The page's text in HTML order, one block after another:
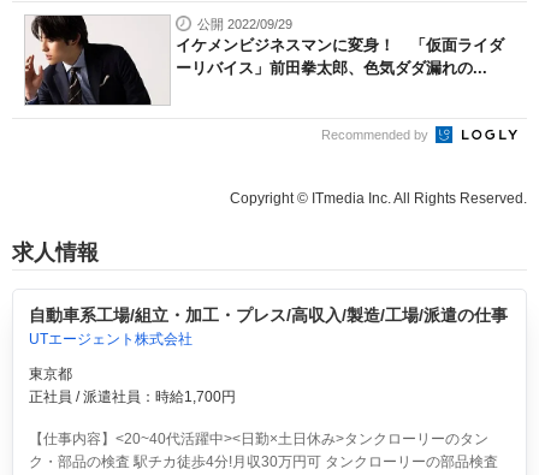
公開 2022/09/29
イケメンビジネスマンに変身！ 「仮面ライダ
ーリバイス」前田拳太郎、色気ダダ漏れの...
Recommended by
Copyright © ITmedia Inc. All Rights Reserved.
求人情報
自動車系工場/組立・加工・プレス/高収入/製造/工場/派遣の仕事
UTエージェント株式会社
東京都
正社員 / 派遣社員：時給1,700円
【仕事内容】<20~40代活躍中><日勤×土日休み>タンクローリーのタン
ク・部品の検査 駅チカ徒歩4分!月収30万円可 タンクローリーの部品検査